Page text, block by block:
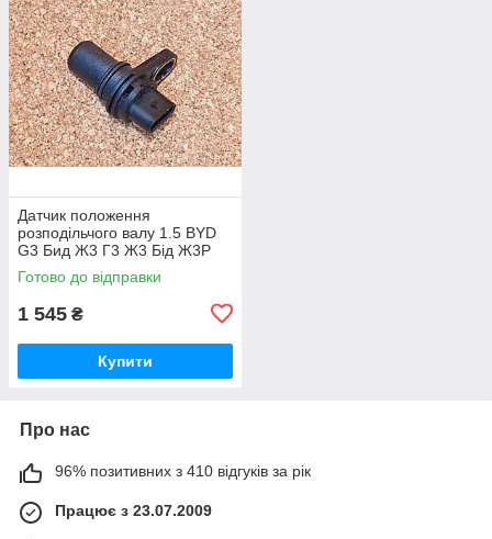
Датчик положення
розподільчого валу 1.5 BYD
G3 Бид Ж3 Г3 Ж3 Бід Ж3Р
Готово до відправки
1 545 ₴
Купити
Про нас
96% позитивних з 410 відгуків за рік
Працює з 23.07.2009